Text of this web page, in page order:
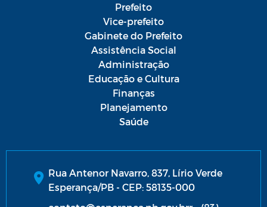
Prefeito
Vice-prefeito
Gabinete do Prefeito
Assistência Social
Administração
Educação e Cultura
Finanças
Planejamento
Saúde
Rua Antenor Navarro, 837, Lírio Verde
Esperança/PB - CEP: 58135-000